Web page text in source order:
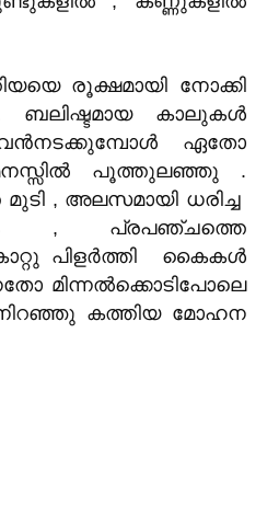
രൂക്ഷമായി നോക്കി
കാലുകൾ
ഏതോ
പൂത്തുലഞ്ഞു .
, അലസമായി ധരിച്ച
, പ്രപഞ്ചത്തെ
പിളർത്തി കൈകൾ
മിന്നൽക്കൊടിപോലെ
കത്തിയ മോഹന